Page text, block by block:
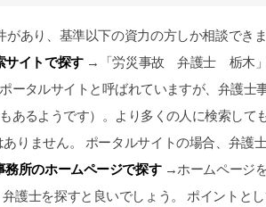
あり、基準以下の資力の方しか相談でき
イトで探す→「労災事故 弁護士 栃木」
ータルサイトと呼ばれていますが、弁護士
あるようです）。より多くの人に検索して
りません。 ポータルサイトの場合、弁護
所のホームページで探す→ホームページ
護士を探すと良いでしょう。 ポイントとし